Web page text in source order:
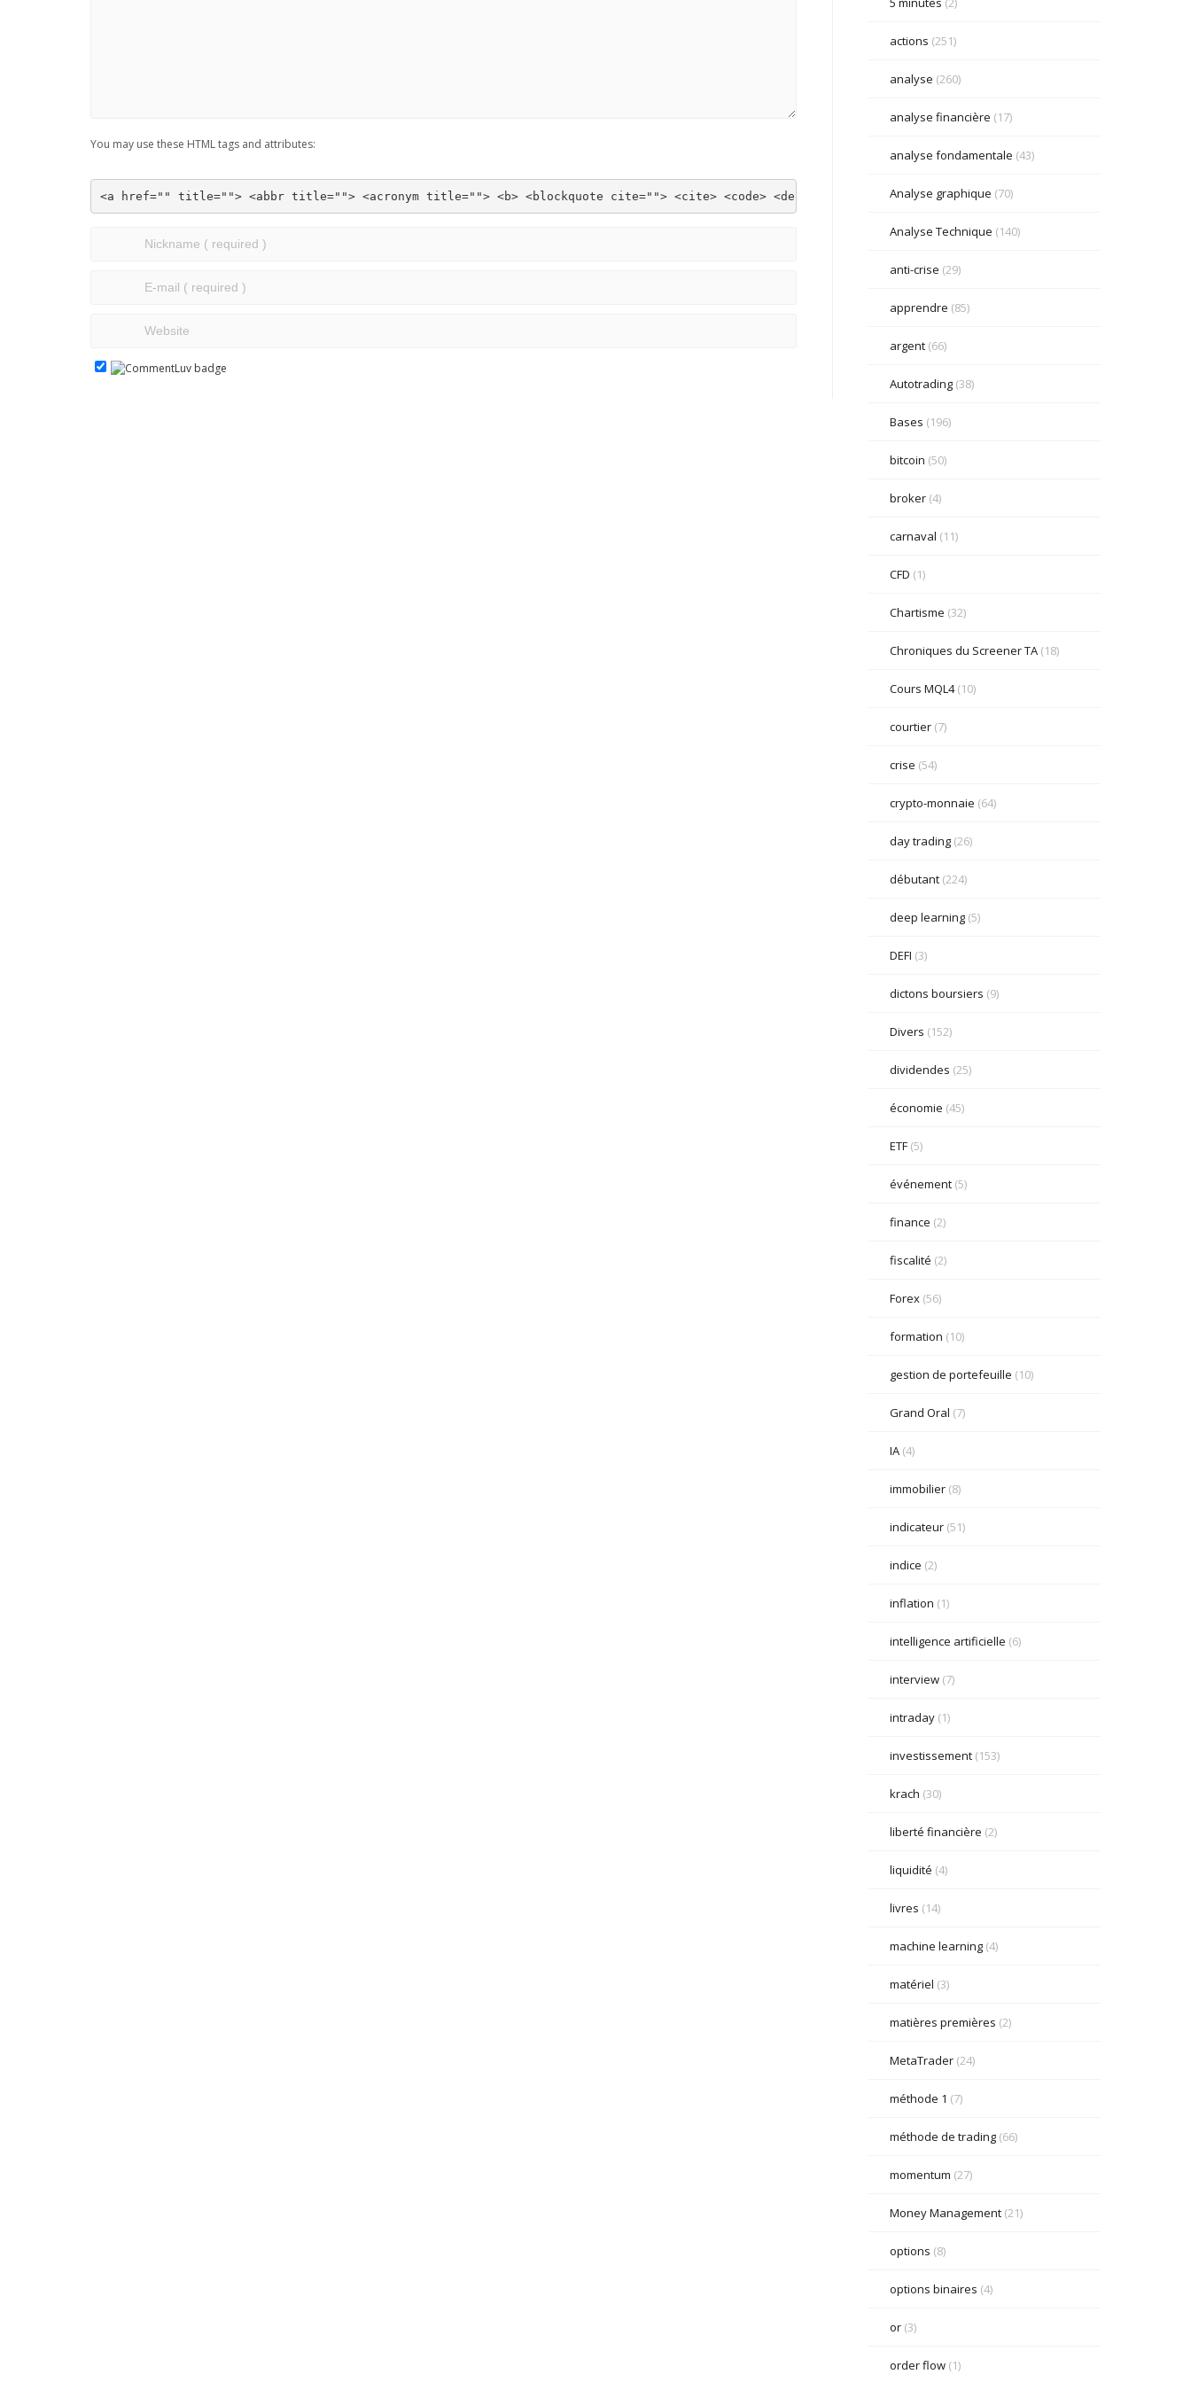
You may use these HTML tags and attributes:
<a href="" title=""> <abbr title=""> <acronym title=""> <b> <blockquote cite=""> <cite> <code> <del datetime=""> <em> <i> <q cite=""> <strike> <strong>
actions (251)
analyse (260)
analyse financière (17)
analyse fondamentale (43)
Analyse graphique (70)
Analyse Technique (140)
anti-crise (29)
apprendre (85)
argent(66)
Autotrading(38)
Bases (196)
bitcoin (50)
broker(4)
carnaval (11)
CFD (1)
Chartisme (32)
Chroniques du Screener TA(18)
Cours MQL4(10)
courtier(7)
crise (54)
crypto-monnaie (64)
day trading(26)
débutant(224)
deep learning(5)
DEFI (3)
dictons boursiers (9)
Divers (152)
dividendes (25)
économie (45)
ETF(5)
événement(5)
finance (2)
fiscalité (2)
Forex(56)
formation (10)
gestion de portefeuille (10)
Grand Oral (7)
IA(4)
immobilier(8)
indicateur(51)
indice (2)
inflation (1)
intelligence artificielle (6)
interview(7)
intraday(1)
investissement(153)
krach (30)
liberté financière (2)
liquidité (4)
livres (14)
machine learning(4)
matériel (3)
matières premières (2)
MetaTrader(24)
méthode 1 (7)
méthode de trading(66)
momentum (27)
Money Management(21)
options (8)
options binaires (4)
or(3)
order flow(1)